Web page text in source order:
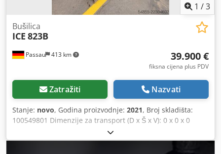
1 /3
Passau 413 km
Bušilica
ICE 823B
39.900 €
fiksna cijena plus PDV
Zatražiti Nazvati
Stanje: novo, Godina proizvodnje: 2021, Broj skladišta:
100549801 Dimenzije za transport (D x Š x V): 0 x 0 x 0
Djdpfx Aozkz I Iehzekr ---- Godina proizvodnje: 2021 Težina:
1060 kg Adapter ploča SW48 Likufix Lokacija: Schweinfurt